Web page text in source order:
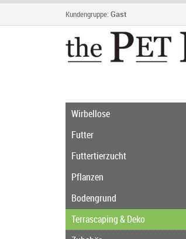
Kundengruppe: Gast
Wirbellose
Futter
Futtertierzucht
Pflanzen
Bodengrund
Terrascaping & Deko